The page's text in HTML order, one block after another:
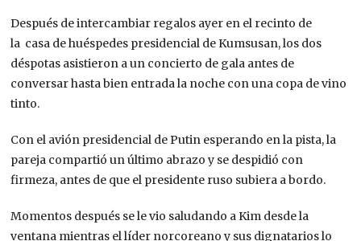
Después de intercambiar regalos ayer en el recinto de
la casa de huéspedes presidencial de Kumsusan, los dos
déspotas asistieron a un concierto de gala antes de
conversar hasta bien entrada la noche con una copa de vino
tinto.
Con el avión presidencial de Putin esperando en la pista, la
pareja compartió un último abrazo y se despidió con
firmeza, antes de que el presidente ruso subiera a bordo.
Momentos después se le vio saludando a Kim desde la
ventana mientras el líder norcoreano y sus dignatarios lo